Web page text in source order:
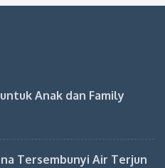
Anak dan Family
Tersembunyi Air Terjun